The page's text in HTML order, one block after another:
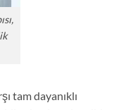
tam dayanıklı